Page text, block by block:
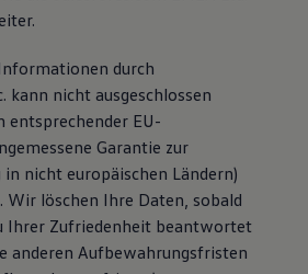
durch
kann nicht ausgeschlossen
entsprechender EU-
Garantie zur
nicht europäischen Ländern)
Wir löschen Ihre Daten, sobald
Ihrer Zufriedenheit beantwortet
anderen Aufbewahrungsfristen